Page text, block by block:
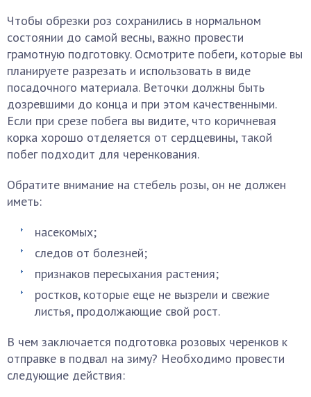
Чтобы обрезки роз сохранились в нормальном
состоянии до самой весны, важно провести
грамотную подготовку. Осмотрите побеги, которые вы
планируете разрезать и использовать в виде
посадочного материала. Веточки должны быть
дозревшими до конца и при этом качественными.
Если при срезе побега вы видите, что коричневая
корка хорошо отделяется от сердцевины, такой
побег подходит для черенкования.
Обратите внимание на стебель розы, он не должен
иметь:
насекомых;
следов от болезней;
признаков пересыхания растения;
ростков, которые еще не вызрели и свежие
листья, продолжающие свой рост.
В чем заключается подготовка розовых черенков к
отправке в подвал на зиму? Необходимо провести
следующие действия: